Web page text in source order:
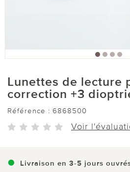
Lunettes de lecture
correction +3
Référence : 6868500
Voir
Livraison en 3-5 jours